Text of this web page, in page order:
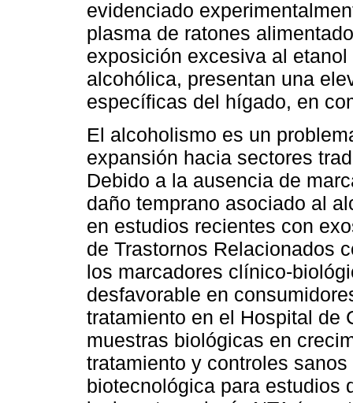
evidenciado
plasma de ratones
exposición excesiva al etanol
alcohólica, presentan una
específicas del hígado, en
El alcoholismo es un
expansión hacia sectores
Debido a la ausencia de
daño temprano asociado al
en estudios recientes con
de Trastornos Relacionados
los marcadores clínico-
desfavorable en
tratamiento en el Hospital de
muestras biológicas en
tratamiento y controles
biotecnológica para estudios